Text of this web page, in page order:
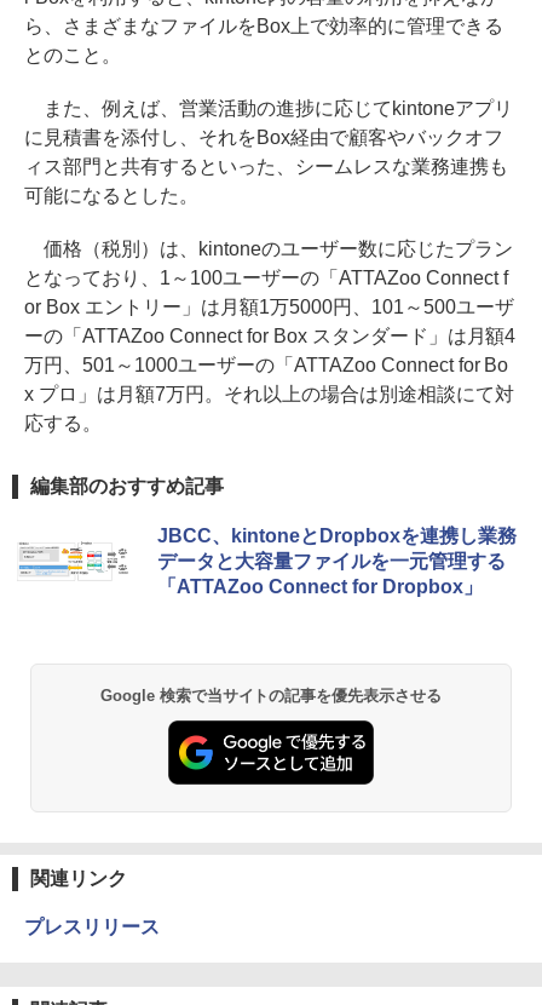
ら、さまざまなファイルをBox上で効率的に管理できる
とのこと。
また、例えば、営業活動の進捗に応じてkintoneアプリ
に見積書を添付し、それをBox経由で顧客やバックオフ
ィス部門と共有するといった、シームレスな業務連携も
可能になるとした。
価格（税別）は、kintoneのユーザー数に応じたプラン
となっており、1～100ユーザーの「ATTAZoo Connect f
or Box エントリー」は月額1万5000円、101～500ユーザ
ーの「ATTAZoo Connect for Box スタンダード」は月額4
万円、501～1000ユーザーの「ATTAZoo Connect for Bo
x プロ」は月額7万円。それ以上の場合は別途相談にて対
応する。
編集部のおすすめ記事
JBCC、kintoneとDropboxを連携し業務
データと大容量ファイルを一元管理する
「ATTAZoo Connect for Dropbox」
Google 検索で当サイトの記事を優先表示させる
関連リンク
プレスリリース